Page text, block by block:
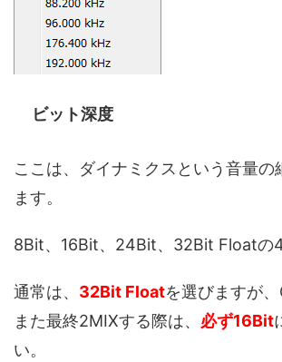
ビット深度
ここは、ダイナミクスという音量の
ます。
8Bit、16Bit、24Bit、32Bit Floatの4
通常は、 32Bit Floatを選びますが
また最終2MIXする際は、 必ず16Bit
い。